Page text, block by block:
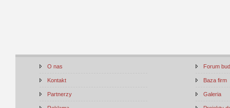
O nas
Kontakt
Partnerzy
Forum
Baza firm
Galeria